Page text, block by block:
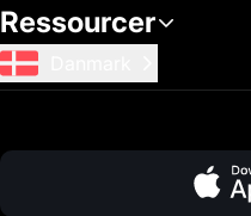
Ressourcer